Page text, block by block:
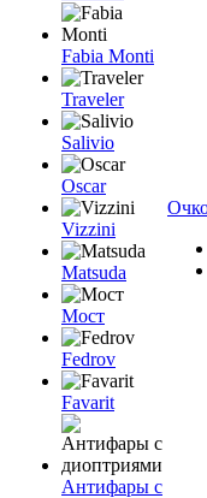
Fabia Monti
Traveler
Salivio
Oscar
Vizzini
Matsuda
Мост
Fedrov
Favarit
Антифары с